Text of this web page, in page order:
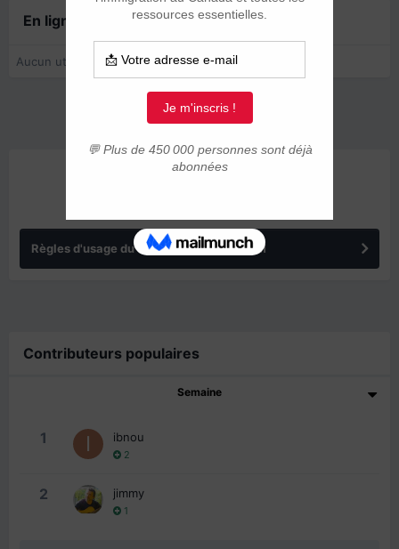
En ligne récemment0 membre est en ligne
Aucun utilisateur enregistré regarde cette page.
Règles d'usage du forum IMMIGRER.COM
Contributeurs populaires
Semaine
1 ibnou
2
2 jimmy
1